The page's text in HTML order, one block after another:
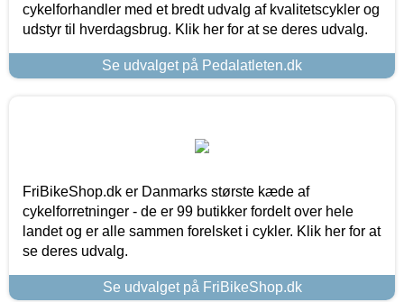
cykelforhandler med et bredt udvalg af kvalitetscykler og
udstyr til hverdagsbrug. Klik her for at se deres udvalg.
Se udvalget på Pedalatleten.dk
FriBikeShop.dk er Danmarks største kæde af
cykelforretninger - de er 99 butikker fordelt over hele
landet og er alle sammen forelsket i cykler. Klik her for at
se deres udvalg.
Se udvalget på FriBikeShop.dk